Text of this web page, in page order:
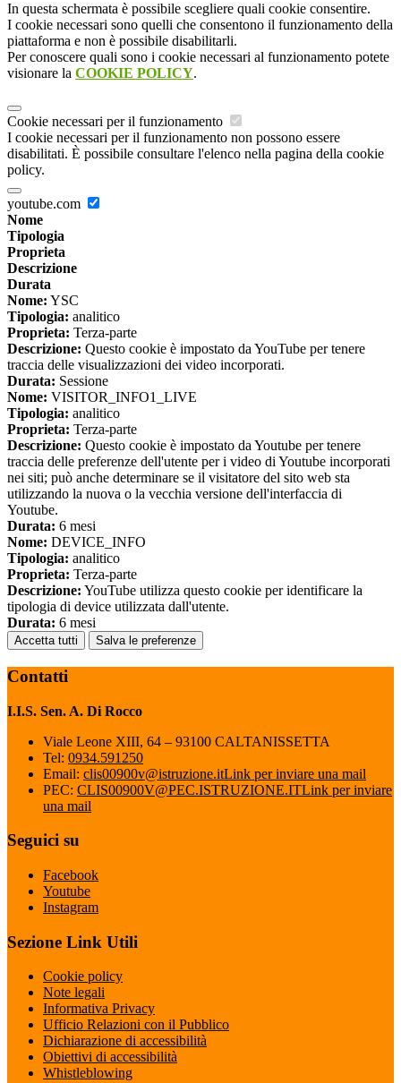
In questa schermata è possibile scegliere quali cookie consentire.
I cookie necessari sono quelli che consentono il funzionamento della
piattaforma e non è possibile disabilitarli.
Per conoscere quali sono i cookie necessari al funzionamento potete
visionare la COOKIE POLICY.
Cookie necessari per il funzionamento
I cookie necessari per il funzionamento non possono essere
disabilitati. È possibile consultare l'elenco nella pagina della cookie
policy.
youtube.com
Nome
Tipologia
Proprieta
Descrizione
Durata
Nome: YSC
Tipologia: analitico
Proprieta: Terza-parte
Descrizione: Questo cookie è impostato da YouTube per tenere
traccia delle visualizzazioni dei video incorporati.
Durata: Sessione
Nome: VISITOR_INFO1_LIVE
Tipologia: analitico
Proprieta: Terza-parte
Descrizione: Questo cookie è impostato da Youtube per tenere
traccia delle preferenze dell'utente per i video di Youtube incorporati
nei siti; può anche determinare se il visitatore del sito web sta
utilizzando la nuova o la vecchia versione dell'interfaccia di
Youtube.
Durata: 6 mesi
Nome: DEVICE_INFO
Tipologia: analitico
Proprieta: Terza-parte
Descrizione: YouTube utilizza questo cookie per identificare la
tipologia di device utilizzata dall'utente.
Durata: 6 mesi
Accetta tutti Salva le preferenze
Contatti
I.I.S. Sen. A. Di Rocco
Viale Leone XIII, 64 – 93100 CALTANISSETTA
Tel: 0934.591250
Email: clis00900v@istruzione.itLink per inviare una mail
PEC: CLIS00900V@PEC.ISTRUZIONE.ITLink per inviare
una mail
Seguici su
Facebook
Youtube
Instagram
Sezione Link Utili
Cookie policy
Note legali
Informativa Privacy
Ufficio Relazioni con il Pubblico
Dichiarazione di accessibilità
Obiettivi di accessibilità
Whistleblowing